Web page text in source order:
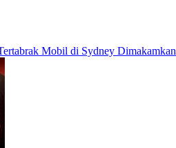
Mobil di Sydney Dimakamkan